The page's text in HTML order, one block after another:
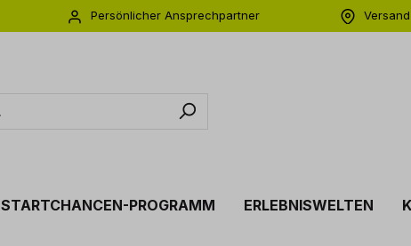
Persönlicher Ansprechpartner
STARTCHANCEN-PROGRAMM ERLEBNISWELTEN